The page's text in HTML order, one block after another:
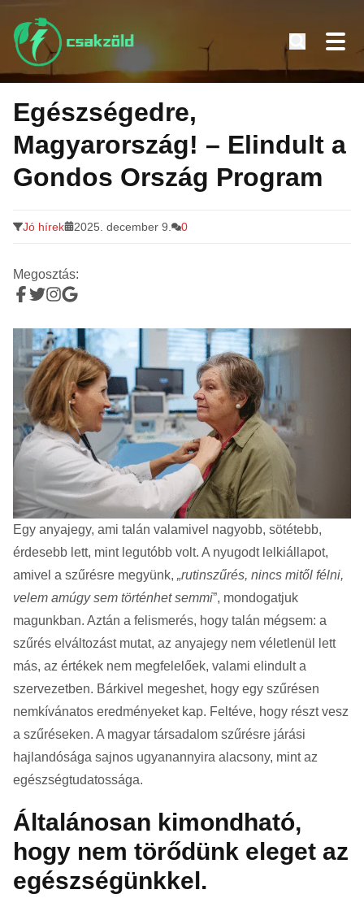
Tovább
tartalomra
Egészségedre,
Magyarország! – Elindult a
Gondos Ország Program
Jó hírek 2025. december 9. 0
Megosztás:
Egy anyajegy, ami talán valamivel nagyobb, sötétebb,
érdesebb lett, mint legutóbb volt. A nyugodt lelkiállapot,
amivel a szűrésre megyünk, „rutinszűrés, nincs mitől félni,
velem amúgy sem történhet semmi”, mondogatjuk
magunkban. Aztán a felismerés, hogy talán mégsem: a
szűrés elváltozást mutat, az anyajegy nem véletlenül lett
más, az értékek nem megfelelőek, valami elindult a
szervezetben. Bárkivel megeshet, hogy egy szűrésen
nemkívánatos eredményeket kap. Feltéve, hogy részt vesz
a szűréseken. A magyar társadalom szűrésre járási
hajlandósága sajnos ugyanannyira alacsony, mint az
egészségtudatossága.
Általánosan kimondható,
hogy nem törődünk eleget az
egészségünkkel.